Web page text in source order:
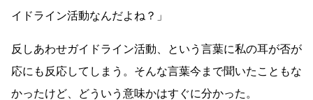
イドライン活動なんだよね？」
反しあわせガイドライン活動、という言葉に私の耳が否が
応にも反応してしまう。そんな言葉今まで聞いたこともな
かったけど、どういう意味かはすぐに分かった。